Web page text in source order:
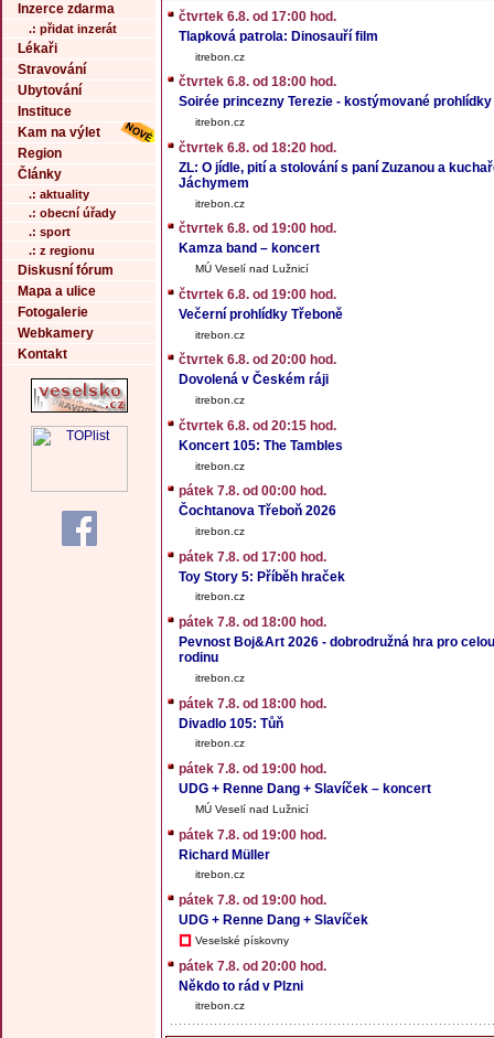
Inzerce zdarma
.: přidat inzerát
Lékaři
Stravování
Ubytování
Instituce
Kam na výlet
Region
Články
.: aktuality
.: obecní úřady
.: sport
.: z regionu
Diskusní fórum
Mapa a ulice
Fotogalerie
Webkamery
Kontakt
čtvrtek 6.8. od 17:00 hod.
Tlapková patrola: Dinosauří film
itrebon.cz
čtvrtek 6.8. od 18:00 hod.
Soirée princezny Terezie - kostýmované prohlídky
itrebon.cz
čtvrtek 6.8. od 18:20 hod.
ZL: O jídle, pití a stolování s paní Zuzanou a
Jáchymem
itrebon.cz
čtvrtek 6.8. od 19:00 hod.
Kamza band – koncert
MÚ Veselí nad Lužnicí
čtvrtek 6.8. od 19:00 hod.
Večerní prohlídky Třeboně
itrebon.cz
čtvrtek 6.8. od 20:00 hod.
Dovolená v Českém ráji
itrebon.cz
čtvrtek 6.8. od 20:15 hod.
Koncert 105: The Tambles
itrebon.cz
pátek 7.8. od 00:00 hod.
Čochtanova Třeboň 2026
itrebon.cz
pátek 7.8. od 17:00 hod.
Toy Story 5: Příběh hraček
itrebon.cz
pátek 7.8. od 18:00 hod.
Pevnost Boj&Art 2026 - dobrodružná hra pro celou
rodinu
itrebon.cz
pátek 7.8. od 18:00 hod.
Divadlo 105: Tůň
itrebon.cz
pátek 7.8. od 19:00 hod.
UDG + Renne Dang + Slavíček – koncert
MÚ Veselí nad Lužnicí
pátek 7.8. od 19:00 hod.
Richard Müller
itrebon.cz
pátek 7.8. od 19:00 hod.
UDG + Renne Dang + Slavíček
Veselské pískovny
pátek 7.8. od 20:00 hod.
Někdo to rád v Plzni
itrebon.cz